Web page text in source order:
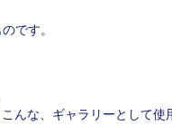
です。
こんな、ギャラリーとして使